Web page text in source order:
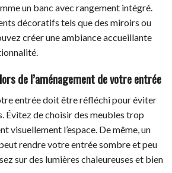
un banc avec rangement intégré.
décoratifs tels que des miroirs ou
créer une ambiance accueillante
de l’aménagement de votre entrée
entrée doit être réfléchi pour éviter
Évitez de choisir des meubles trop
visuellement l’espace. De même, un
rendre votre entrée sombre et peu
sur des lumières chaleureuses et bien